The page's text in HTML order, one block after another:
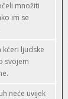
množiti
im se
kćeri ljudske
svojem
neće uvijek